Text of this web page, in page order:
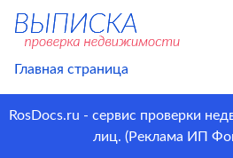
Главная страница
RosDocs.ru - сервис проверки
лиц. (Реклама ИП